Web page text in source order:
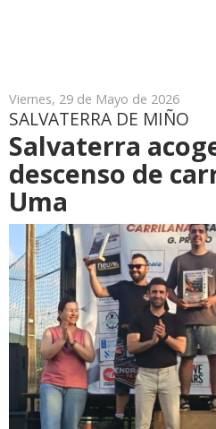
Viernes, 29 de Mayo de 2026
SALVATERRA DE MIÑO
Salvaterra
descenso de
Uma